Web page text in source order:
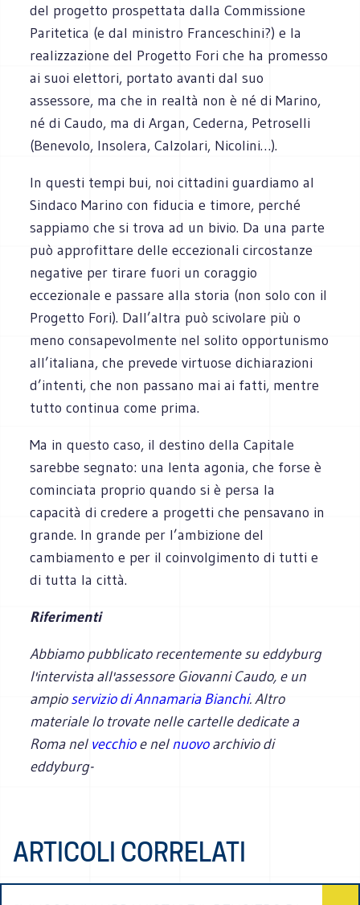
del progetto prospettata dalla Commissione
Paritetica (e dal ministro Franceschini?) e la
realizzazione del Progetto Fori che ha promesso
ai suoi elettori, portato avanti dal suo
assessore, ma che in realtà non è né di Marino,
né di Caudo, ma di Argan, Cederna, Petroselli
(Benevolo, Insolera, Calzolari, Nicolini…).
In questi tempi bui, noi cittadini guardiamo al
Sindaco Marino con fiducia e timore, perché
sappiamo che si trova ad un bivio. Da una parte
può approfittare delle eccezionali circostanze
negative per tirare fuori un coraggio
eccezionale e passare alla storia (non solo con il
Progetto Fori). Dall’altra può scivolare più o
meno consapevolmente nel solito opportunismo
all’italiana, che prevede virtuose dichiarazioni
d’intenti, che non passano mai ai fatti, mentre
tutto continua come prima.
Ma in questo caso, il destino della Capitale
sarebbe segnato: una lenta agonia, che forse è
cominciata proprio quando si è persa la
capacità di credere a progetti che pensavano in
grande. In grande per l’ambizione del
cambiamento e per il coinvolgimento di tutti e
di tutta la città.
Riferimenti
Abbiamo pubblicato recentemente su eddyburg
l'intervista all'assessore Giovanni Caudo, e un
ampioservizio di Annamaria Bianchi. Altro
materiale lo trovate nelle cartelle dedicate a
Roma nel vecchioe nelnuovoarchivio di
eddyburg-
ARTICOLI CORRELATI